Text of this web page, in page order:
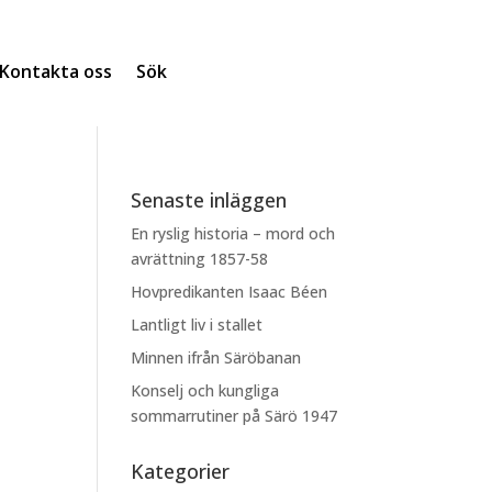
oss Sök
Senaste inläggen
En ryslig historia – mord och
avrättning 1857-58
Hovpredikanten Isaac Béen
Lantligt liv i stallet
Minnen ifrån Säröbanan
Konselj och kungliga
sommarrutiner på Särö 1947
Kategorier